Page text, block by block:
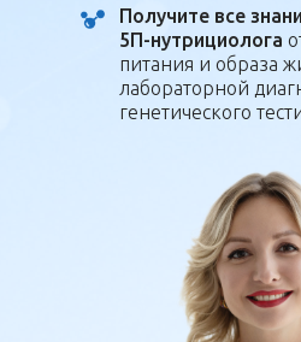
Получите все
5П-нутрициолога
питания и образа
лабораторной
генетического